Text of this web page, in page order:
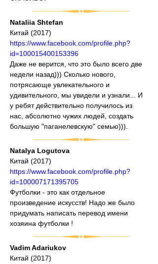
Nataliia Shtefan
Китай (2017)
https://www.facebook.com/profile.php?
id=100015400153396
Даже не верится, что это было всего две
недели назад))) Сколько нового,
потрясающе увлекательного и
удивительного, мы увидели и узнали... И
у ребят действительно получилось из
нас, абсолютно чужих людей, создать
большую "паганелевскую" семью))).
Natalya Logutova
Китай (2017)
https://www.facebook.com/profile.php?
id=100007171395705
Футболки - это как отдельное
произведение искусств! Надо же было
придумать написать перевод имени
хозяина футболки !
Vadim Adariukov
Китай (2017)